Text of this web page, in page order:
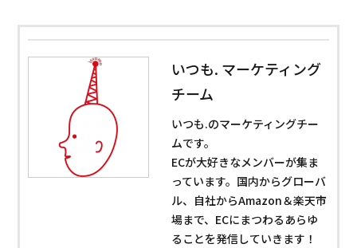
いつも. マーケティング
チーム
いつも.のマーケティングチー
ムです。
ECが大好きなメンバーが集ま
っています。国内からグローバ
ル、自社からAmazon＆楽天市
場まで、ECにまつわるあらゆ
ることを発信していきます！